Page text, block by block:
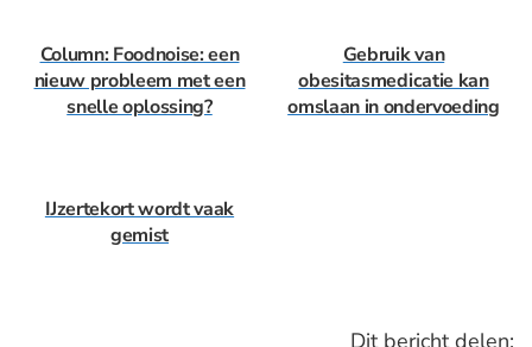
Column: Foodnoise: een
nieuw probleem met een
snelle oplossing?
Gebruik van
obesitasmedicatie kan
omslaan in ondervoeding
IJzertekort wordt vaak
gemist
Dit bericht delen: